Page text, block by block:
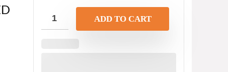
ADD TO CART